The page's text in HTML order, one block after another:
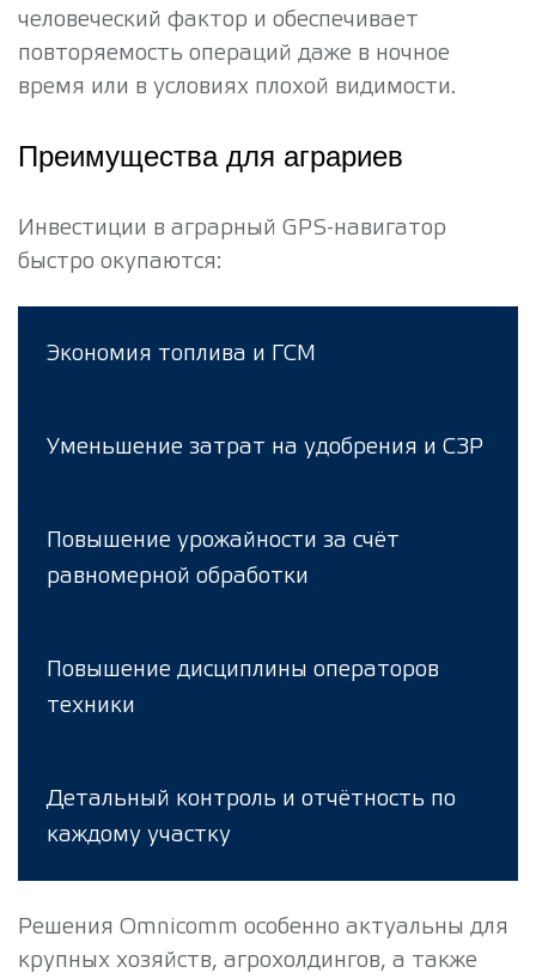
человеческий фактор и обеспечивает
повторяемость операций даже в ночное
время или в условиях плохой видимости.
Преимущества для аграриев
Инвестиции в аграрный GPS-навигатор
быстро окупаются:
Экономия топлива и ГСМ
Уменьшение затрат на удобрения и СЗР
Повышение урожайности за счёт
равномерной обработки
Повышение дисциплины операторов
техники
Детальный контроль и отчётность по
каждому участку
Решения Omnicomm особенно актуальны для
крупных хозяйств, агрохолдингов, а также